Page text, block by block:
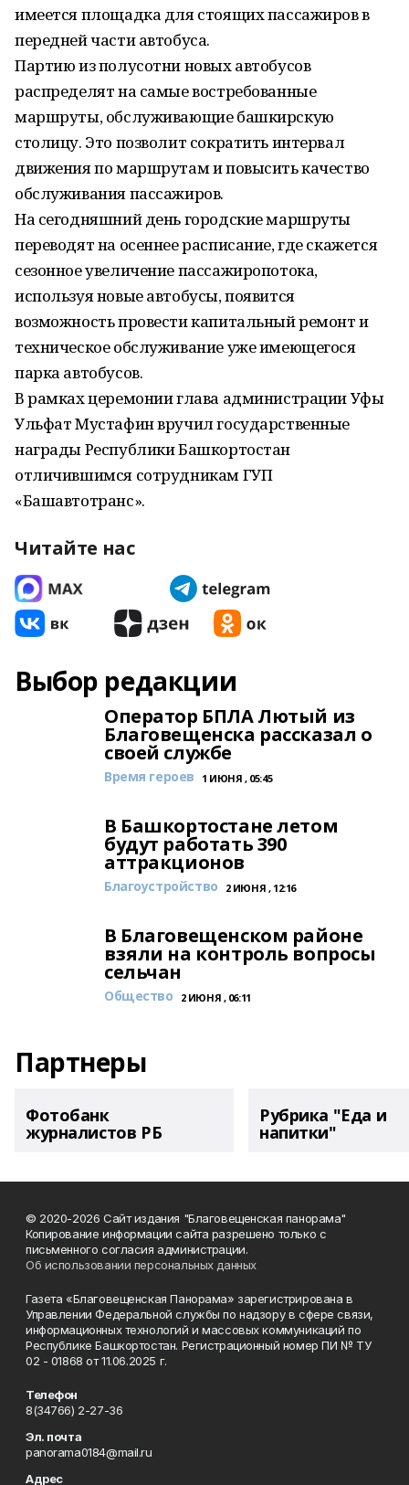
имеется площадка для стоящих пассажиров в
передней части автобуса.
Партию из полусотни новых автобусов
распределят на самые востребованные
маршруты, обслуживающие башкирскую
столицу. Это позволит сократить интервал
движения по маршрутам и повысить качество
обслуживания пассажиров.
На сегодняшний день городские маршруты
переводят на осеннее расписание, где скажется
сезонное увеличение пассажиропотока,
используя новые автобусы, появится
возможность провести капитальный ремонт и
техническое обслуживание уже имеющегося
парка автобусов.
В рамках церемонии глава администрации Уфы
Ульфат Мустафин вручил государственные
награды Республики Башкортостан
отличившимся сотрудникам ГУП
«Башавтотранс».
Читайте нас
Выбор редакции
Оператор БПЛА Лютый из
Благовещенска рассказал о
своей службе
Время героев 1 ИЮНЯ , 05:45
В Башкортостане летом
будут работать 390
аттракционов
Благоустройство 2 ИЮНЯ , 12:16
В Благовещенском районе
взяли на контроль вопросы
сельчан
Общество 2 ИЮНЯ , 06:11
Партнеры
Фотобанк
журналистов РБ
Рубрика "Еда и
напитки"
© 2020-2026 Сайт издания "Благовещенская панорама"
Копирование информации сайта разрешено только с
письменного согласия администрации.
Об использовании персональных данных
Газета «Благовещенская Панорама» зарегистрирована в
Управлении Федеральной службы по надзору в сфере связи,
информационных технологий и массовых коммуникаций по
Республике Башкортостан. Регистрационный номер ПИ № ТУ
02 - 01868 от 11.06.2025 г.
Телефон
8(34766) 2-27-36
Эл. почта
panorama0184@mail.ru
Адрес